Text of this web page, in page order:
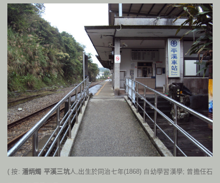
( 按: 潘炳燭 平溪三坑人,出生於同治七年(1868) 自 幼學習漢學; 曾擔任石